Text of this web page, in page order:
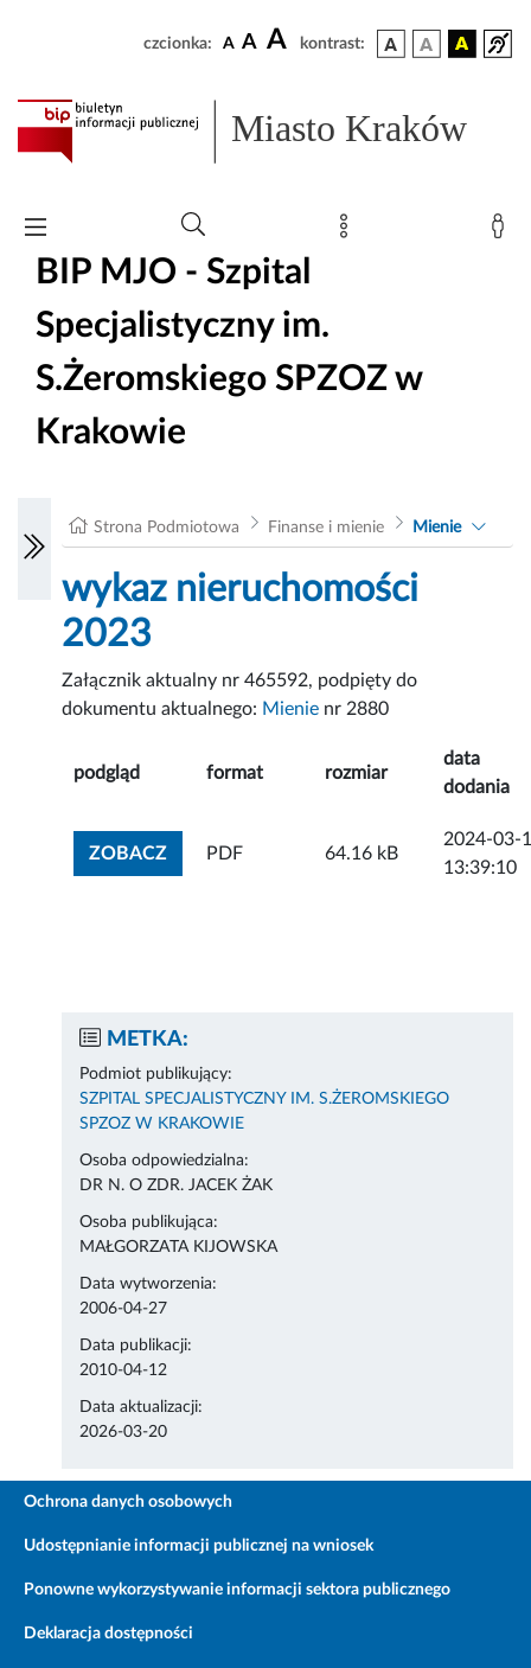
czcionka: A A A kontrast:
Miasto Kraków
BIP MJO - Szpital
Specjalistyczny im.
S.Żeromskiego SPZOZ w
Krakowie
Strona Podmiotowa Finanse i mienie Mienie
wykaz nieruchomości
2023
Załącznik aktualny nr 465592, podpięty do
dokumentu aktualnego: Mienie nr 2880
podgląd format rozmiar
data
dodania
ZOBACZZOBACZ ZAŁĄCZNIK
PDF 64.16 kB
2024-03-
13:39:10
METKA:
Podmiot publikujący:
SZPITAL SPECJALISTYCZNY IM. S.ŻEROMSKIEGO
SPZOZ W KRAKOWIE
Osoba odpowiedzialna:
DR N. O ZDR. JACEK ŻAK
Osoba publikująca:
MAŁGORZATA KIJOWSKA
Data wytworzenia:
2006-04-27
Data publikacji:
2010-04-12
Data aktualizacji:
2026-03-20
Ochrona danych osobowych
Udostępnianie informacji publicznej na wniosek
Ponowne wykorzystywanie informacji sektora publicznego
Deklaracja dostępności